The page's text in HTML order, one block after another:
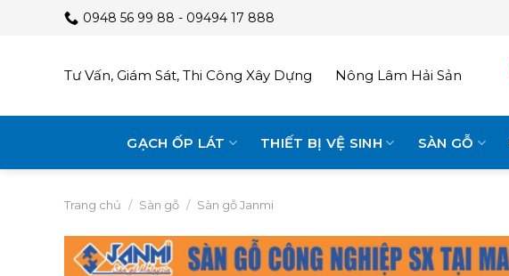
0948 56 99 88 - 09494 17 888
Tư Vấn, Giám Sát, Thi Công Xây Dựng Nông Lâm Hải Sản
GẠCH ỐP LÁT THIẾT BỊ VỆ SINH SÀN GỖ
Trang chủ / Sàn gỗ / Sàn gỗ Janmi